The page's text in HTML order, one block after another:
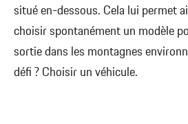
situé en-dessous. Cela lui permet
choisir spontanément un modèle
sortie dans les montagnes
défi ? Choisir un véhicule.